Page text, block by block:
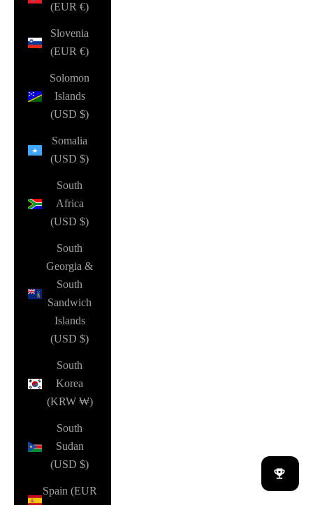
(EUR €)
Slovenia
(EUR €)
Solomon
Islands
(USD $)
Somalia
(USD $)
South
Africa
(USD $)
South
Georgia &
South
Sandwich
Islands
(USD $)
South
Korea
(KRW ₩)
South
Sudan
(USD $)
Spain (EUR